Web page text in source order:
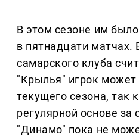
В этом сезоне им
в пятнадцати матчах.
самарского клуба
"Крылья" игрок может
текущего сезона, так
регулярной основе
"Динамо" пока не